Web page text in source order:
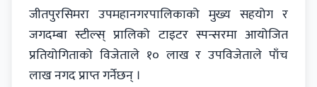
जीतपुरसिमरा उपमहानगरपालिकाको मुख्य सहयोग र
जगदम्बा स्टील्स् प्रालिको टाइटर स्पन्सरमा आयोजित
प्रतियोगिताको विजेताले १० लाख र उपविजेताले पाँच
लाख नगद प्राप्त गर्नेछन् ।